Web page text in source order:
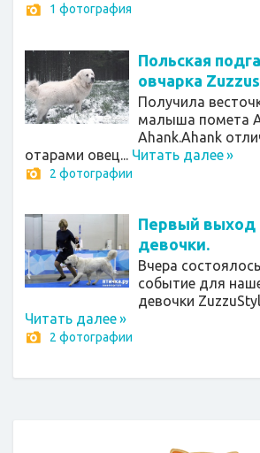
1 фотография
Польская
овчарка
Получила
малыша помета
Ahank.Ahank
отарами овец... Читать далее»
2 фотографии
Первый выход
девочки.
Вчера
событие для
девочки
Читать далее»
2 фотографии